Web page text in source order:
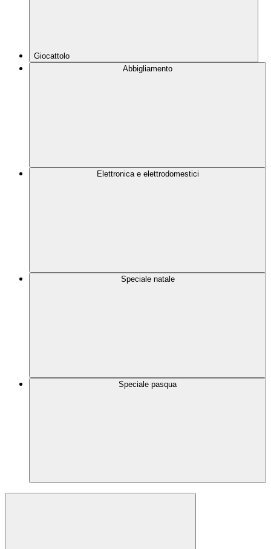
Giocattolo
Abbigliamento
Elettronica e elettrodomestici
Speciale natale
Speciale pasqua